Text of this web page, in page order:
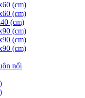
(cm)
(cm)
(cm)
(cm)
(cm)
(cm)
nổi